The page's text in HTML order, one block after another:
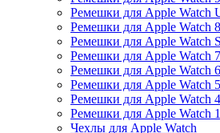
Ремешки для Apple Watch
Ремешки для Apple Watch
Ремешки для Apple Watch
Ремешки для Apple Watch
Ремешки для Apple Watch
Ремешки для Apple Watch
Ремешки для Apple Watch
Ремешки для Apple Watch
Чехлы для Apple Watch